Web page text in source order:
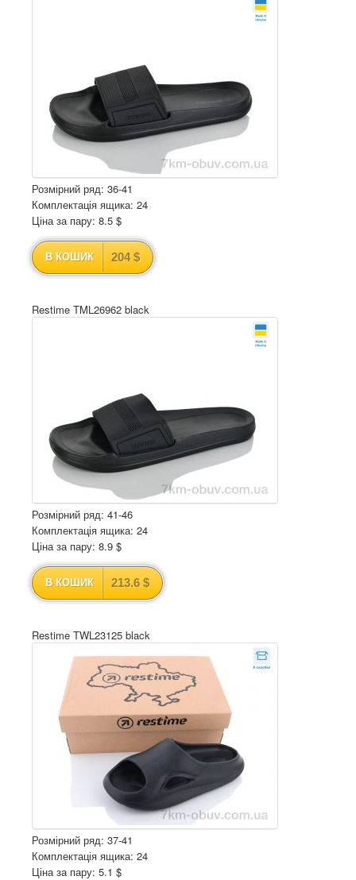
Розмірний ряд: 36-41
Комплектація ящика: 24
Ціна за пару: 8.5 $
В КОШИК 204 $
Restime TML26962 black
Розмірний ряд: 41-46
Комплектація ящика: 24
Ціна за пару: 8.9 $
В КОШИК 213.6 $
Restime TWL23125 black
Розмірний ряд: 37-41
Комплектація ящика: 24
Ціна за пару: 5.1 $